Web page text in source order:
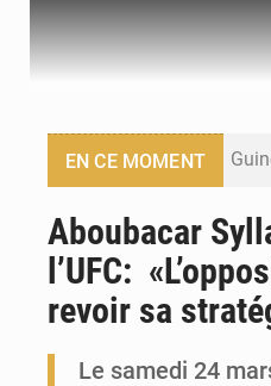
EN CE MOMENT
Aboubacar
l’UFC:
revoir sa
Le samedi 24